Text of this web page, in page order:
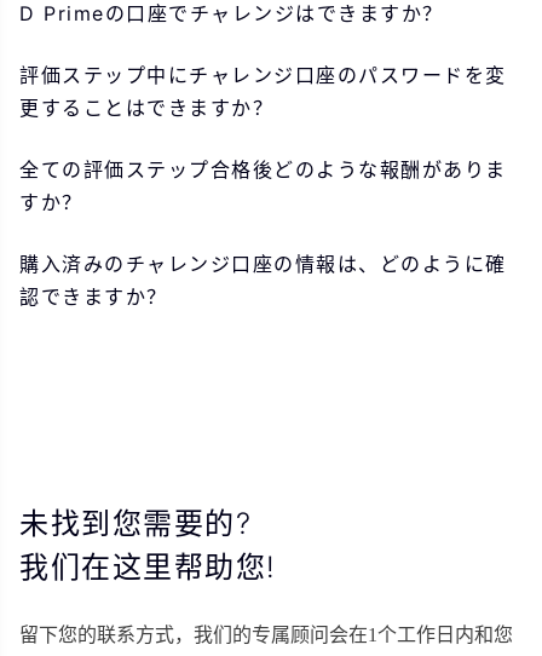
D Primeの口座でチャレンジはできますか？
評価ステップ中にチャレンジ口座のパスワードを変
更することはできますか？
全ての評価ステップ合格後どのような報酬がありま
すか？
購入済みのチャレンジ口座の情報は、どのように確
認できますか？
未找到您需要的?
我们在这里帮助您!
留下您的联系方式，我们的专属顾问会在1个工作日内和您